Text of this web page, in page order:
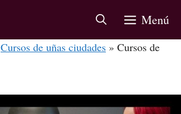
Menú
Cursos de uñas ciudades » Cursos de